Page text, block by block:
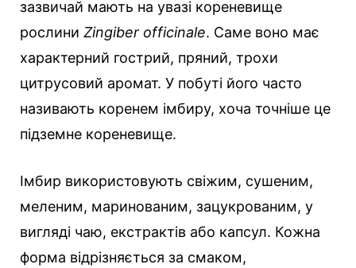
зазвичай мають на увазі кореневище
рослини Zingiber officinale. Саме воно має
характерний гострий, пряний, трохи
цитрусовий аромат. У побуті його часто
називають коренем імбиру, хоча точніше це
підземне кореневище.
Імбир використовують свіжим, сушеним,
меленим, маринованим, зацукрованим, у
вигляді чаю, екстрактів або капсул. Кожна
форма відрізняється за смаком,